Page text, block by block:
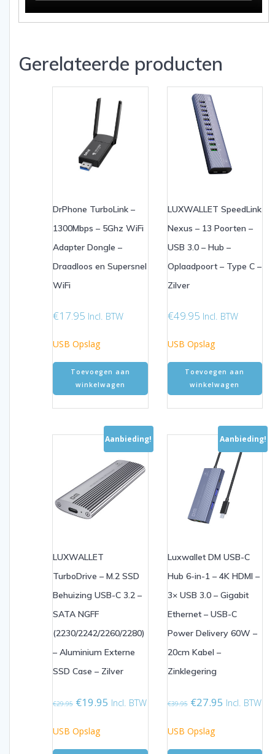
Gerelateerde producten
DrPhone TurboLink –
1300Mbps – 5Ghz WiFi
Adapter Dongle –
Draadloos en Supersnel
WiFi
€17.95 Incl. BTW
USB Opslag
Toevoegen aan
winkelwagen
LUXWALLET SpeedLink
Nexus – 13 Poorten –
USB 3.0 – Hub –
Oplaadpoort – Type C –
Zilver
€49.95 Incl. BTW
USB Opslag
Toevoegen aan
winkelwagen
Aanbieding!
LUXWALLET
TurboDrive – M.2 SSD
Behuizing USB-C 3.2 –
SATA NGFF
(2230/2242/2260/2280)
– Aluminium Externe
SSD Case – Zilver
€29.95 Oorspronkelijke
was:
€29.95.
€19.95 Huidige
Incl. BTW
USB Opslag
Aanbieding!
Luxwallet DM USB-C
Hub 6-in-1 – 4K HDMI –
3× USB 3.0 – Gigabit
Ethernet – USB-C
Power Delivery 60W –
20cm Kabel –
Zinklegering
€39.95 Oorspronkelijke
was:
€39.95.
€27.95 Huidige
Incl. BTW
USB Opslag